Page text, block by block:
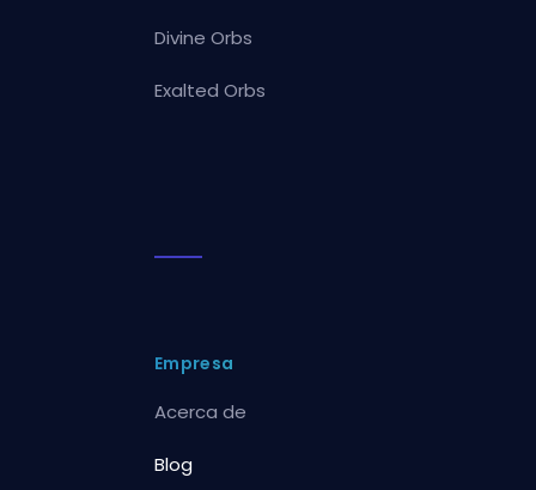
Divine Orbs
Exalted Orbs
Empresa
Acerca de
Blog